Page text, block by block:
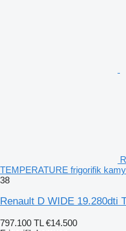
TEMPERATURE frigorifik
38
Renault D WIDE 19.280dti
797.100 TL €14.500